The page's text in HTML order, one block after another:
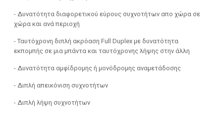
- Δυνατότητα διαφορετικού εύρους συχνοτήτων απο χώρα σε
χώρα και ανά περιοχή
- Ταυτόχρονη διπλή ακρόαση Full Duplex με δυνατότητα
εκπομπής σε μια μπάντα και ταυτόχρονης λήψης στην άλλη
- Δυνατότητα αμφίδρομης ή μονόδρομης αναμετάδοσης
- Διπλή απεικόνιση συχνοτήτων
- Διπλή λήψη συχνοτήτων